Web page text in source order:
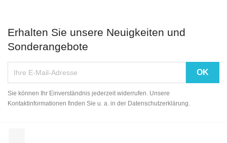
Erhalten Sie unsere Neuigkeiten und
Sonderangebote
Sie können Ihr Einverständnis jederzeit widerrufen. Unsere
Kontaktinformationen finden Sie u. a. in der Datenschutzerklärung.